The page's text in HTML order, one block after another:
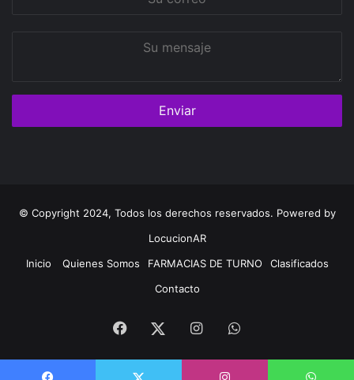
© Copyright 2024, Todos los derechos reservados. Powered by
LocucionAR
Inicio
Quienes Somos FARMACIAS DE TURNO
Clasificados
Contacto
Facebook
TwitterInstagramWhatsapp